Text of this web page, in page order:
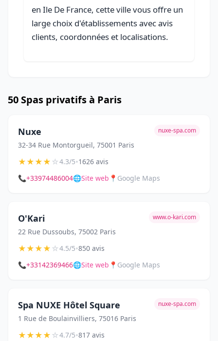
en Ile De France, cette ville vous offre un
large choix d'établissements avec avis
clients, coordonnées et localisations.
50 Spas privatifs à Paris
Nuxe
32-34 Rue Montorgueil, 75001 Paris
nuxe-spa.com
★★★★☆4.3/5•1626 avis
📞+33974486004🌐Site web 📍 Google Maps
O'Kari
22 Rue Dussoubs, 75002 Paris
www.o-kari.com
★★★★☆4.5/5•850 avis
📞+33142369466🌐Site web 📍 Google Maps
Spa NUXE Hôtel Square
1 Rue de Boulainvilliers, 75016 Paris
nuxe-spa.com
★★★★☆4.7/5•817 avis